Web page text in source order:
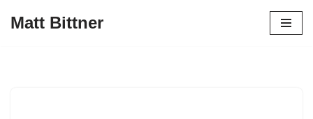
Matt Bittner